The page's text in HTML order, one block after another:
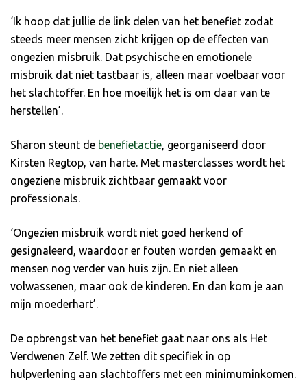
‘Ik hoop dat jullie de link delen van het benefiet zodat
steeds meer mensen zicht krijgen op de effecten van
ongezien misbruik. Dat psychische en emotionele
misbruik dat niet tastbaar is, alleen maar voelbaar voor
het slachtoffer. En hoe moeilijk het is om daar van te
herstellen’.
Sharon steunt de benefietactie, georganiseerd door
Kirsten Regtop, van harte. Met masterclasses wordt het
ongeziene misbruik zichtbaar gemaakt voor
professionals.
‘Ongezien misbruik wordt niet goed herkend of
gesignaleerd, waardoor er fouten worden gemaakt en
mensen nog verder van huis zijn. En niet alleen
volwassenen, maar ook de kinderen. En dan kom je aan
mijn moederhart’.
De opbrengst van het benefiet gaat naar ons als Het
Verdwenen Zelf. We zetten dit specifiek in op
hulpverlening aan slachtoffers met een minimuminkomen.